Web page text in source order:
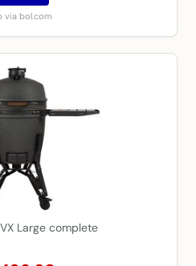
via bol.com
Large complete